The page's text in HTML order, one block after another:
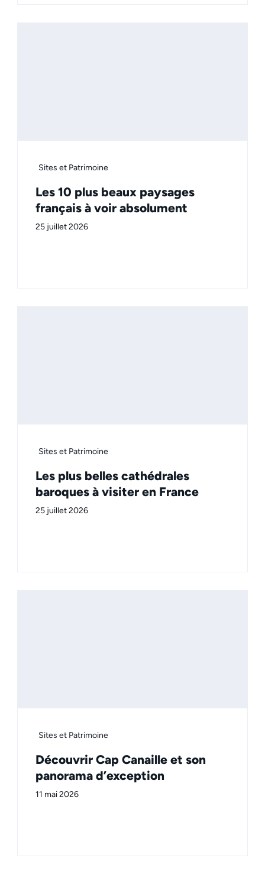
Sites et Patrimoine
Les 10 plus beaux paysages
français à voir absolument
25 juillet 2026
Sites et Patrimoine
Les plus belles cathédrales
baroques à visiter en France
25 juillet 2026
Sites et Patrimoine
Découvrir Cap Canaille et son
panorama d’exception
11 mai 2026